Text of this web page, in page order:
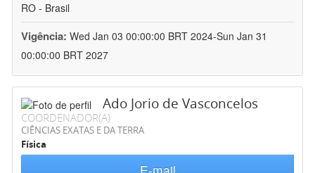
RO - Brasil
Vigência: Wed Jan 03 00:00:00 BRT 2024-Sun Jan 31
00:00:00 BRT 2027
Ado Jorio de Vasconcelos
COORDENADOR(A)
CIÊNCIAS EXATAS E DA TERRA
Física